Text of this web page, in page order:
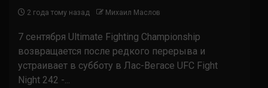
2 года тому назад Михаил Маслов
7 сентября Ultimate Fighting Championship
возвращается после редкого перерыва и
устраивает в субботу в Лас-Вегасе UFC Fight
Night 242 -...